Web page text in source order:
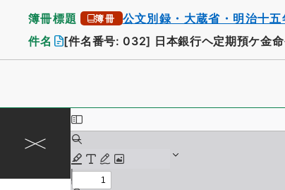
簿冊標題 簿冊 公文別録・大蔵省・明治十
件名 [件名番号: 032] 日本銀行ヘ定期預ケ金